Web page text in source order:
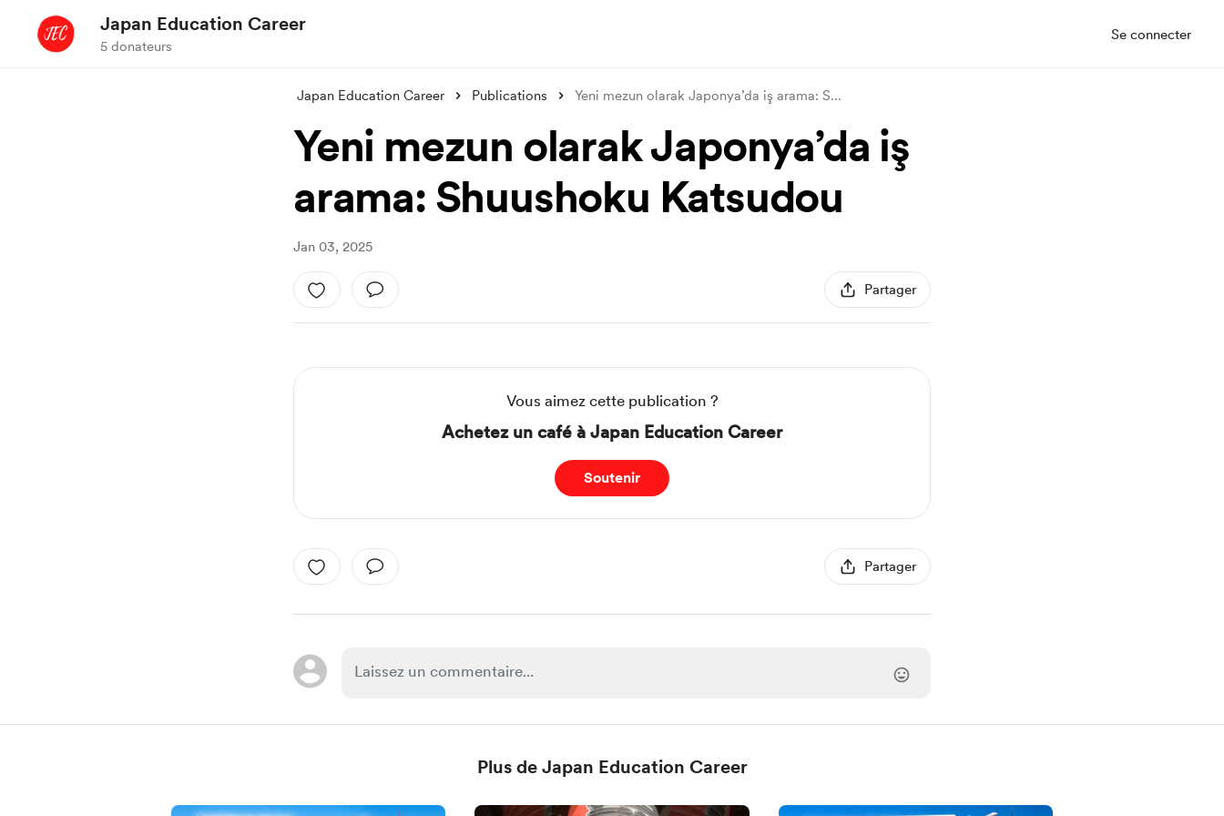
Japan Education Career
5 donateurs
Se connecter
Japan Education Career Publications Yeni mezun olarak Japonya’da iş arama: S...
Yeni mezun olarak Japonya’da iş
arama: Shuushoku Katsudou
Jan 03, 2025
Partager
Vous aimez cette publication ?
Achetez un café à Japan Education Career
Soutenir
Partager
Plus de Japan Education Career